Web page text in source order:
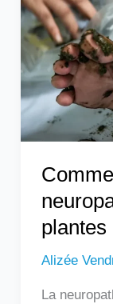
plantes
Alizée
La
neuropathie
des
pieds
par
les
plantes
?